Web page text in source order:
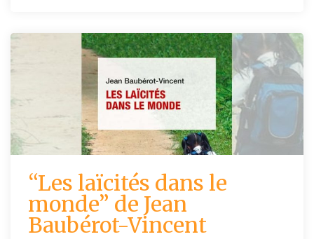
“Les laïcités dans le
monde” de Jean
Baubérot-Vincent